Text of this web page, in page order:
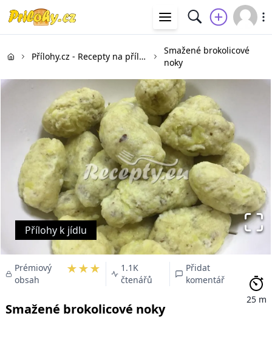
Přílohy.cz - Recepty na přílohy
Smažené brokolicové
noky
Přílohy k jídlu
Prémiový
obsah
★★★
1.1K
čtenářů
Přidat
komentář
Smažené brokolicové noky
25 m